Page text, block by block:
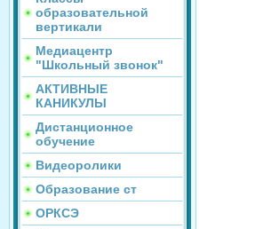
образовательной
вертикали
Медиацентр
"Школьный звонок"
АКТИВНЫЕ
КАНИКУЛЫ
Дистанционное
обучение
Видеоролики
Образование ст
ОРКСЭ